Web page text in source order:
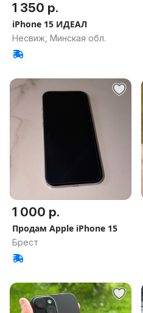
1 350 р.
iPhone 15 ИДЕАЛ
Несвиж, Минская обл.
1 000 р.
Продам Apple iPhone 15
Брест